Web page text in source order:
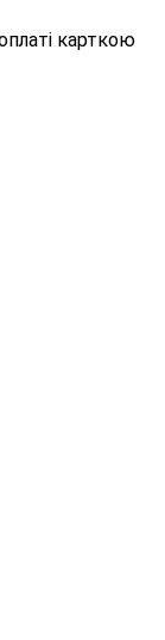
карткою